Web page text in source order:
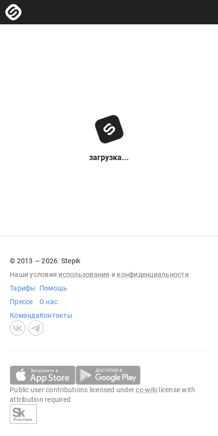
загрузка...
© 2013 — 2026. Stepik
Наши условия использования и конфиденциальности
Тарифы
Прессе
Команда
Помощь
О нас
Контакты
Public user contributions licensed undercc-wiki license with
attribution required